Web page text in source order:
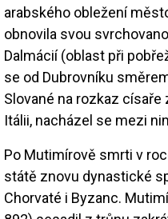
arabského obležení
obnovila svou
Dalmácií (oblast při
se od Dubrovníku
Slované na rozkaz
Itálii, nacházel se mezi
Po Mutimírově smrti v
státě znovu dynastické
Chorvaté i Byzanc.